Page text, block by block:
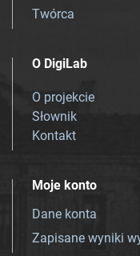
Twórca
O DigiLab
O projekcie
Słownik
Kontakt
Moje konto
Dane konta
Zapisane wyniki